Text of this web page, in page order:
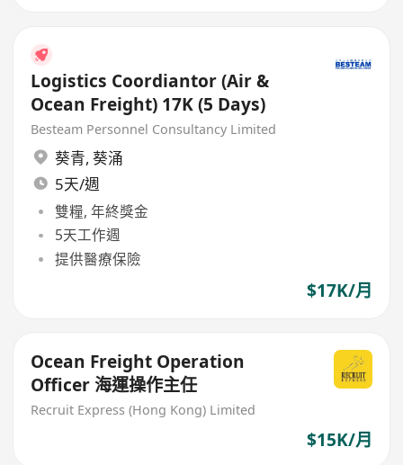
Logistics Coordiantor (Air &
Ocean Freight) 17K (5 Days)
Besteam Personnel Consultancy Limited
葵青, 葵涌
5天/週
雙糧, 年終獎金
5天工作週
提供醫療保險
$17K/月
Ocean Freight Operation
Officer 海運操作主任
Recruit Express (Hong Kong) Limited
$15K/月